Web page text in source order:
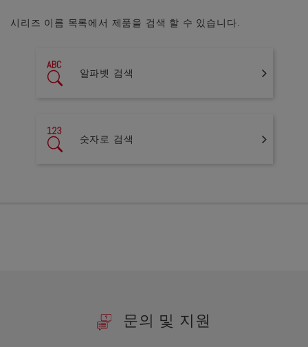
시리즈 이름 목록에서 제품을 검색 할 수 있습니다.
알파벳 검색
숫자로 검색
문의 및 지원